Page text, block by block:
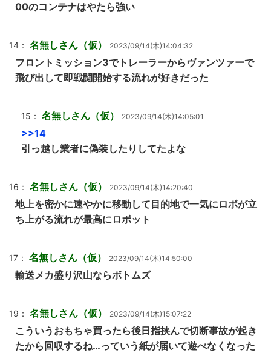
00のコンテナはやたら強い
14： 名無しさん（仮） 2023/09/14(木)14:04:32
フロントミッション3でトレーラーからヴァンツァーで
飛び出して即戦闘開始する流れが好きだった
15： 名無しさん（仮） 2023/09/14(木)14:05:01
>>14
引っ越し業者に偽装したりしてたよな
16： 名無しさん（仮） 2023/09/14(木)14:20:40
地上を密かに速やかに移動して目的地で一気にロボが立
ち上がる流れが最高にロボット
17： 名無しさん（仮） 2023/09/14(木)14:50:00
輸送メカ盛り沢山ならボトムズ
19： 名無しさん（仮） 2023/09/14(木)15:07:22
こういうおもちゃ買ったら後日指挟んで切断事故が起き
たから回収するね…っていう紙が届いて遊べなくなった